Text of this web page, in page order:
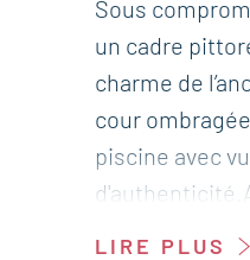
Sous
un cadre
charme de
cour
piscine avec
LIRE PLUS